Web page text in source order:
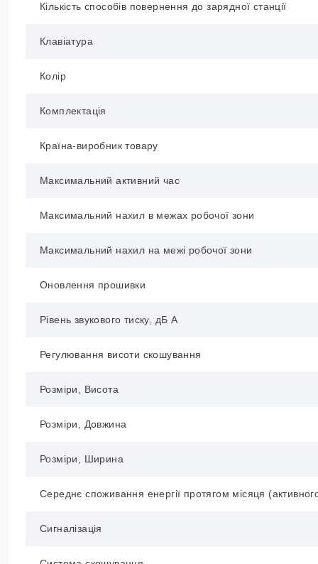
Кількість способів повернення до зарядної станції
Клавіатура
Колір
Комплектація
Країна-виробник товару
Максимальний активний час
Максимальний нахил в межах робочої зони
Максимальний нахил на межі робочої зони
Оновлення прошивки
Рівень звукового тиску, дБ A
Регулювання висоти скошування
Розміри, Висота
Розміри, Довжина
Розміри, Ширина
Середнє споживання енергії протягом місяця
Сигналізація